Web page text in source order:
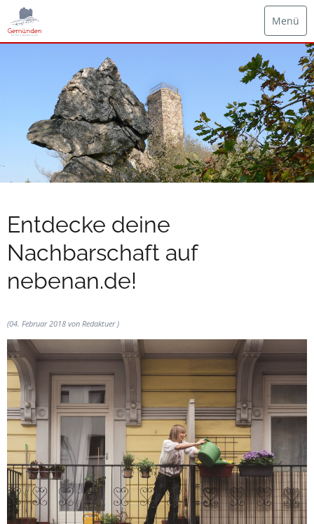
Menü
Entdecke deine
Nachbarschaft auf
nebenan.de!
(04. Februar 2018 von Redaktuer )